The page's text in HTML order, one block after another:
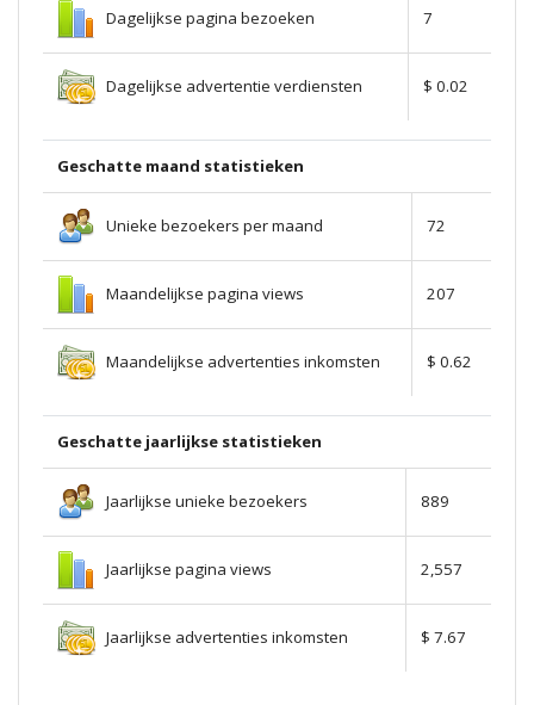
Dagelijkse pagina bezoeken 7
Dagelijkse advertentie verdiensten $ 0.02
Geschatte maand statistieken
Unieke bezoekers per maand 72
Maandelijkse pagina views 207
Maandelijkse advertenties inkomsten $ 0.62
Geschatte jaarlijkse statistieken
Jaarlijkse unieke bezoekers 889
Jaarlijkse pagina views 2,557
Jaarlijkse advertenties inkomsten $ 7.67